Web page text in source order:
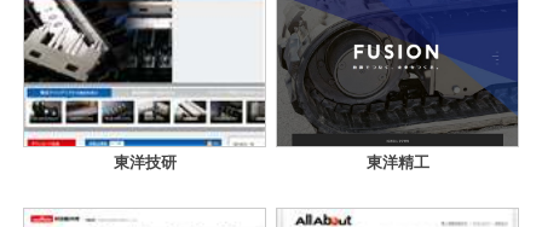
東洋技研 東洋精工